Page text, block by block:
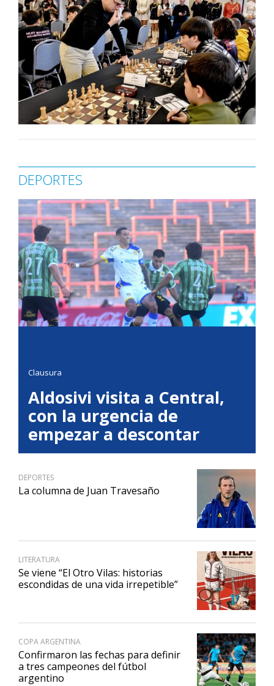
DEPORTES
Clausura
Aldosivi visita a Central,
con la urgencia de
empezar a descontar
DEPORTES
La columna de Juan Travesaño
LITERATURA
Se viene “El Otro Vilas: historias
escondidas de una vida irrepetible”
COPA ARGENTINA
Confirmaron las fechas para definir
a tres campeones del fútbol
argentino